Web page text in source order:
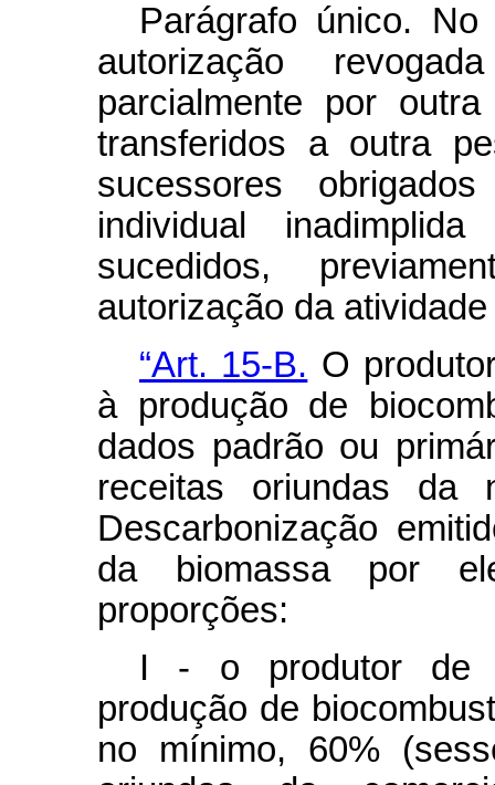
Parágrafo único.
autorização
parcialmente por
transferidos a outra
sucessores
individual
sucedidos,
autorização da atividade
“Art. 15-B. O
à produção de
dados padrão ou
receitas oriundas da
Descarbonização
da biomassa por
proporções:
I - o produtor de
produção de
no mínimo, 60%